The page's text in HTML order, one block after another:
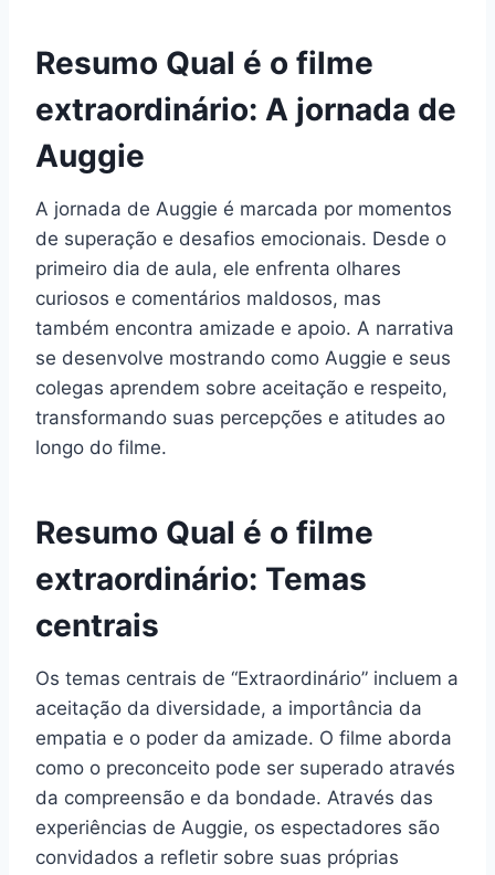
Resumo Qual é o filme
extraordinário: A jornada de
Auggie
A jornada de Auggie é marcada por momentos
de superação e desafios emocionais. Desde o
primeiro dia de aula, ele enfrenta olhares
curiosos e comentários maldosos, mas
também encontra amizade e apoio. A narrativa
se desenvolve mostrando como Auggie e seus
colegas aprendem sobre aceitação e respeito,
transformando suas percepções e atitudes ao
longo do filme.
Resumo Qual é o filme
extraordinário: Temas
centrais
Os temas centrais de “Extraordinário” incluem a
aceitação da diversidade, a importância da
empatia e o poder da amizade. O filme aborda
como o preconceito pode ser superado através
da compreensão e da bondade. Através das
experiências de Auggie, os espectadores são
convidados a refletir sobre suas próprias